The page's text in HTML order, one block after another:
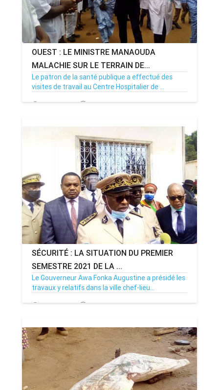
OUEST : LE MINISTRE MANAOUDA
MALACHIE SUR LE TERRAIN DE...
Le patron de la santé publique a effectué des
visites de travail au Centre Hospitalier de ...
01/06/21 Par MenouActu 0
SÉCURITÉ : LA SITUATION DU PREMIER
SEMESTRE 2021 DE LA ...
Le Gouverneur Awa Fonka Augustine a présidé les
travaux y relatifs dans la ville chef-lieu...
31/05/21 Par MenouActu 2